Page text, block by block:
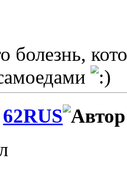
болезнь,
62RUS